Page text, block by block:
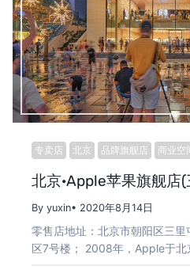
专卖店 北京 品牌旗舰店 商业空
北京·Apple苹果旗舰店
By yuxin• 2020年8月14日
零售店地址：北京市朝阳区三
区7号楼； 2008年，Apple于